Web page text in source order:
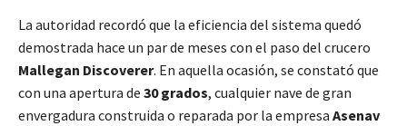
La autoridad recordó que la eficiencia del sistema quedó
demostrada hace un par de meses con el paso del crucero
Mallegan Discoverer. En aquella ocasión, se constató que
con una apertura de 30 grados, cualquier nave de gran
envergadura construida o reparada por la empresa Asenav